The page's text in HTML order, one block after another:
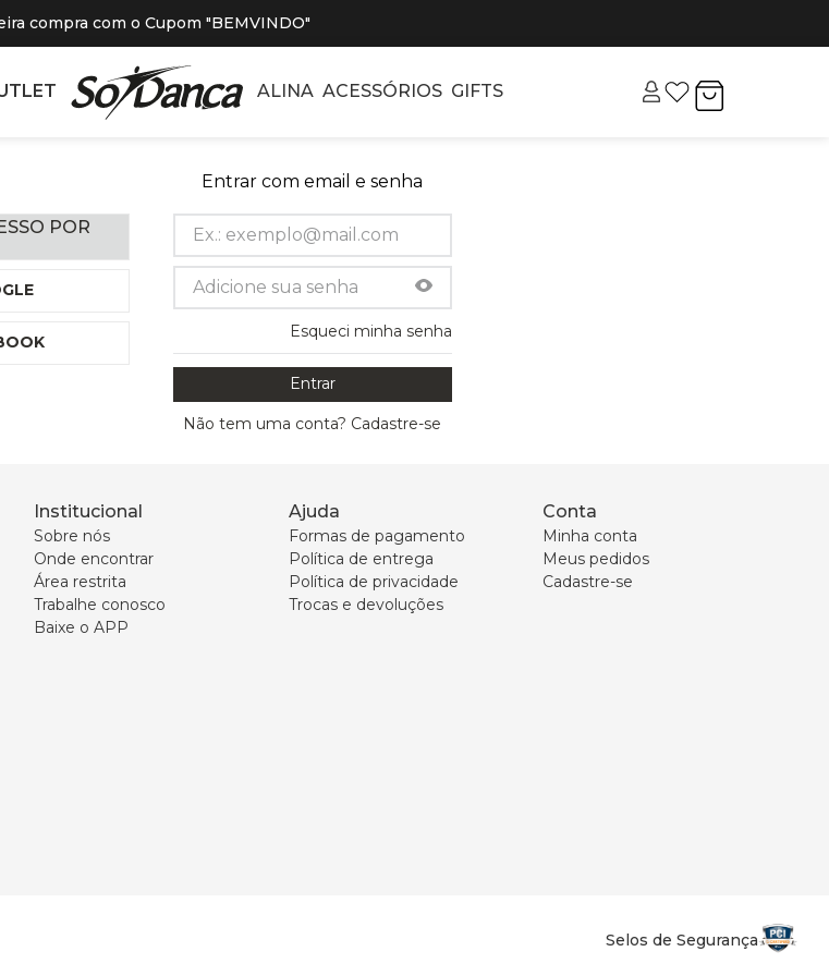
compra com o Cupom "BEMVINDO"
ALINA ACESSÓRIOS GIFTS
POR
Entrar com email e senha
Esqueci minha senha
Entrar
Não tem uma conta? Cadastre-se
Institucional
Sobre nós
Onde encontrar
Área restrita
Trabalhe conosco
Baixe o APP
Ajuda
Formas de pagamento
Política de entrega
Política de privacidade
Trocas e devoluções
Conta
Minha conta
Meus pedidos
Cadastre-se
Selos de Segurança